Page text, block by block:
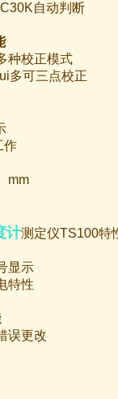
自动判断
种校正模式
多可三点校正
作
mm
计测定仪TS100特
显示
特性
误更改